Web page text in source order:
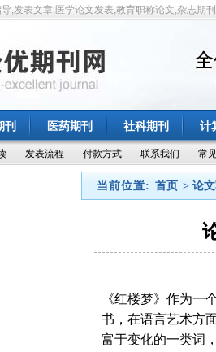
,发表文章,医学论文发表,教育职称论文,杂志期
刊 医药期刊 社科期刊 计
发表流程 付款方式 联系我们 常
当前位置: 首页 > 论
《红楼梦》作为一
书，在语言艺术方
富于变化的一类词